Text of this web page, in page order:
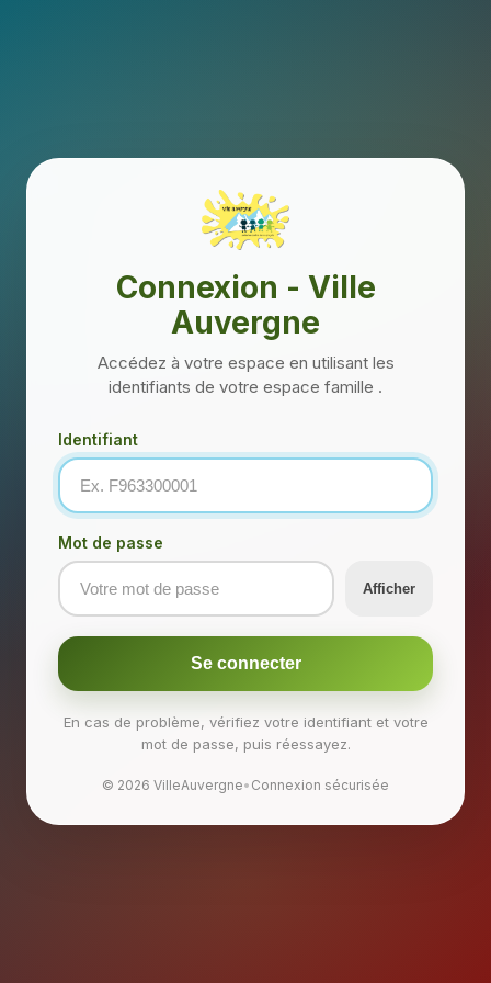
Connexion - Ville
Auvergne
Accédez à votre espace en utilisant les
identifiants de votre espace famille .
Identifiant
Mot de passe
Afficher
Se connecter
En cas de problème, vérifiez votre identifiant et votre
mot de passe, puis réessayez.
© 2026 VilleAuvergne• Connexion sécurisée